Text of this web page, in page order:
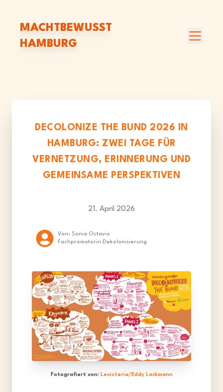
MACHTBEWUSST
HAMBURG
DECOLONIZE THE BUND 2026 IN
HAMBURG: ZWEI TAGE FÜR
VERNETZUNG, ERINNERUNG UND
GEMEINSAME PERSPEKTIVEN
21. April 2026
Von: Sonia Octavio
Fachpromotorin Dekolonisierung
Fotografiert von: Levisteria/Eddy Lackmann